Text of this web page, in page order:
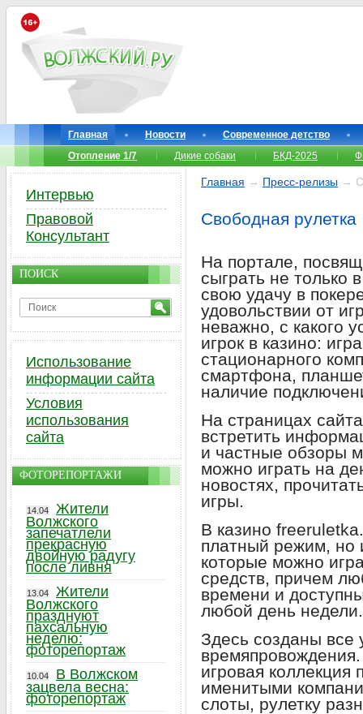
Главная Новости
Современное детство
Отопление 1/7
Дикие собаки БКД-2025
Главная → Пресс-релизы →
Свободная рулетка
На портале,
сыграть не только
свою удачу в
удовольствии от
неважно, с какого
игрок в казино:
стационарного
смартфона,
наличие
На страницах
встретить
и частные обзоры
можно играть на
новостях,
игры.
В казино
платный режим, но
которые можно
средств, причем
времени и
любой день недели.
Здесь созданы все
игровая коллекция
именитыми
слоты, рулетку
Интервью
Правовой
Консультант
ПОИСК
Использование
информации сайта
Условия
использования
сайта
ФОТОРЕПОРТАЖИ
14.04
Жители
Волжского
запечатлели
прекрасную
двойную радугу
после ливня
13.04
Жители
Волжского
празднуют
пахсальную
неделю:
фоторепортаж
10.04
В Волжском
зацвела весна:
фоторепортаж